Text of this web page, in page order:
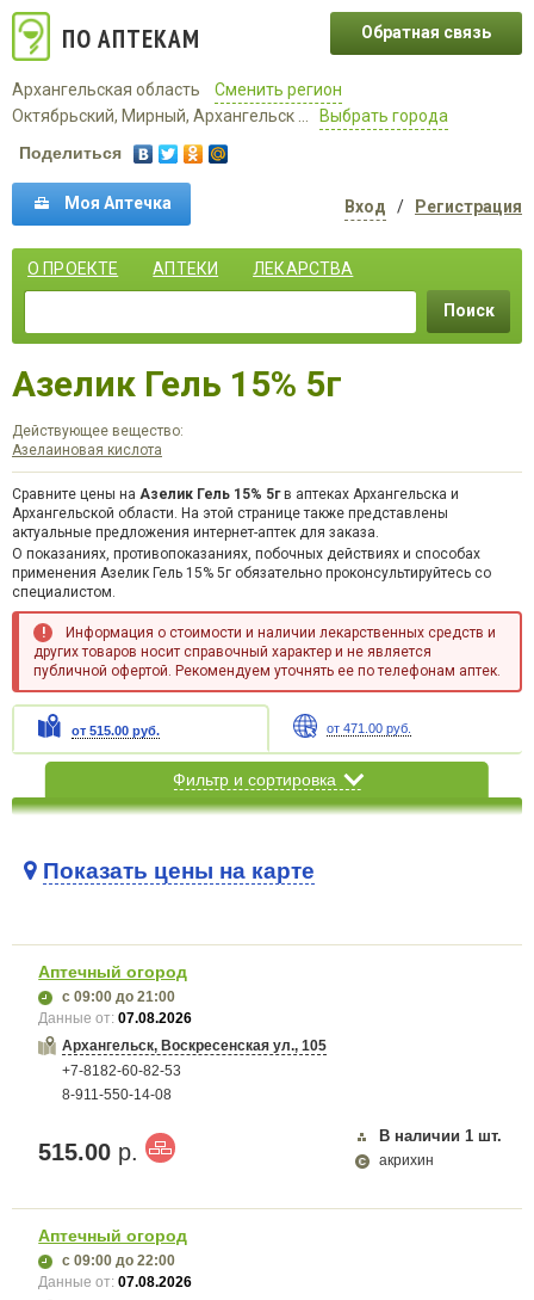
ПО АПТЕКАМ
Архангельская область
Сменить регион
Октябрьский, Мирный, Архангельск ...
Выбрать города
Обратная связь
Поделиться
Моя Аптечка Вход / Регистрация
О ПРОЕКТЕ АПТЕКИ ЛЕКАРСТВА
Поиск
Азелик Гель 15% 5г
Действующее вещество:
Азелаиновая кислота
Сравните цены на Азелик Гель 15% 5гв аптеках Архангельска и
Архангельской области. На этой странице также представлены
актуальные предложения интернет-аптек для заказа.
О показаниях, противопоказаниях, побочных действиях и способах
применения Азелик Гель 15% 5г обязательно проконсультируйтесь со
специалистом.
Информация о стоимости и наличии лекарственных средств и
других товаров носит справочный характер и не является
публичной офертой. Рекомендуем уточнять ее по телефонам аптек.
от 515.00 руб. от 471.00 руб.
Фильтр и сортировка
Карта загружается...
Показать цены на карте
Аптечный огород
с 09:00 до 21:00
Данные от:07.08.2026
Архангельск, Воскресенская ул., 105
+7-8182-60-82-53
8-911-550-14-08
515.00 р.
В наличии 1 шт.
акрихин
Аптечный огород
с 09:00 до 22:00
Данные от:07.08.2026